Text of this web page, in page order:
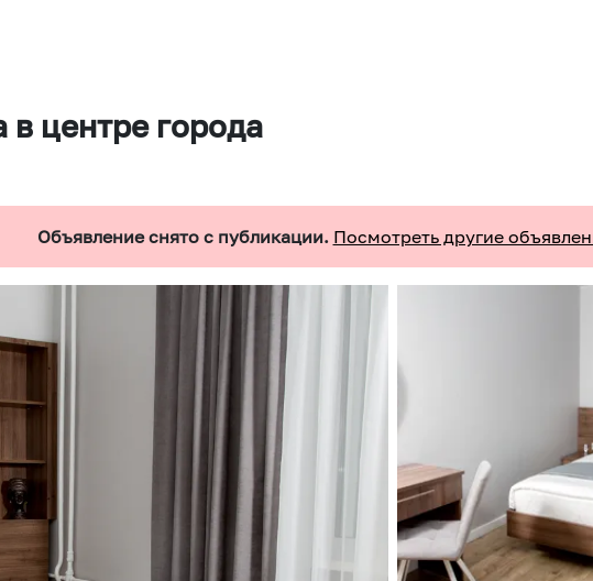
в центре города
Объявление снято с публикации. Посмотреть другие